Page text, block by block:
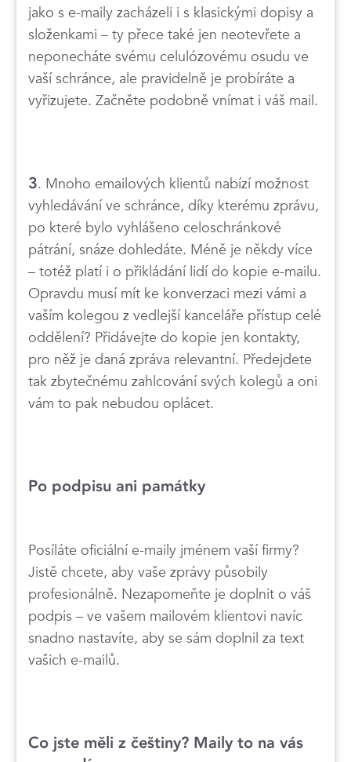
jako s e-maily zacházeli i s klasickými dopisy a
složenkami – ty přece také jen neotevřete a
neponecháte svému celulózovému osudu ve
vaší schránce, ale pravidelně je probíráte a
vyřizujete. Začněte podobně vnímat i váš mail.
3. Mnoho emailových klientů nabízí možnost
vyhledávání ve schránce, díky kterému zprávu,
po které bylo vyhlášeno celoschránkové
pátrání, snáze dohledáte. Méně je někdy více
– totéž platí i o přikládání lidí do kopie e-mailu.
Opravdu musí mít ke konverzaci mezi vámi a
vaším kolegou z vedlejší kanceláře přístup celé
oddělení? Přidávejte do kopie jen kontakty,
pro něž je daná zpráva relevantní. Předejdete
tak zbytečnému zahlcování svých kolegů a oni
vám to pak nebudou oplácet.
Po podpisu ani památky
Posíláte oficiální e-maily jménem vaší firmy?
Jistě chcete, aby vaše zprávy působily
profesionálně. Nezapomeňte je doplnit o váš
podpis – ve vašem mailovém klientovi navíc
snadno nastavíte, aby se sám doplnil za text
vašich e-mailů.
Co jste měli z češtiny? Maily to na vás